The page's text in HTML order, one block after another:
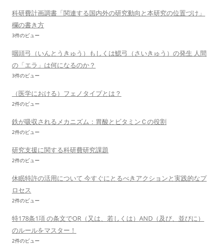
科研費計画調書「関連する国内外の研究動向と本研究の位置づけ」
欄の書き方
3件のビュー
咽頭弓（いんとうきゅう）もしくは鰓弓（さいきゅう）の発生 人間
の「エラ」は何になるのか？
3件のビュー
（医学における）フェノタイプとは？
2件のビュー
鉄が吸収されるメカニズム：胃酸とビタミンＣの役割
2件のビュー
研究支援に関する科研費研究課題
2件のビュー
休眠特許の活用について 今すぐにとるべきアクションと実践的なプ
ロセス
2件のビュー
特178条1項 の条文でOR（又は、若しくは）AND（及び、並びに）
のルールをマスター！
2件のビュー